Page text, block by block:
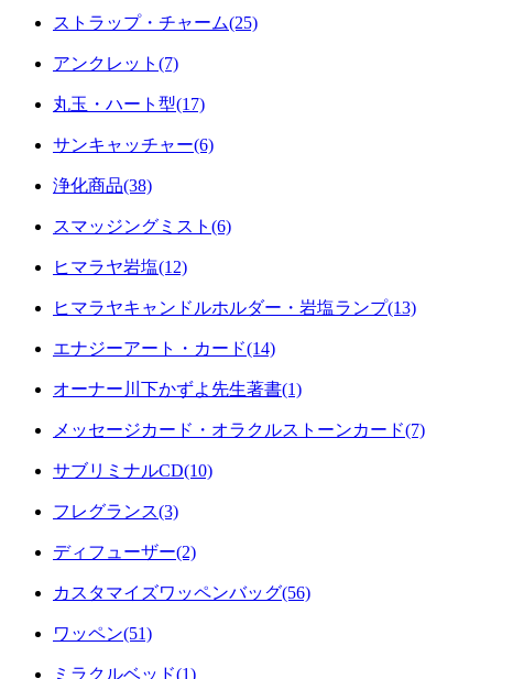
ストラップ・チャーム(25)
アンクレット(7)
丸玉・ハート型(17)
サンキャッチャー(6)
浄化商品(38)
スマッジングミスト(6)
ヒマラヤ岩塩(12)
ヒマラヤキャンドルホルダー・岩塩ランプ(13)
エナジーアート・カード(14)
オーナー川下かずよ先生著書(1)
メッセージカード・オラクルストーンカード(7)
サブリミナルCD(10)
フレグランス(3)
ディフューザー(2)
カスタマイズワッペンバッグ(56)
ワッペン(51)
ミラクルベッド(1)